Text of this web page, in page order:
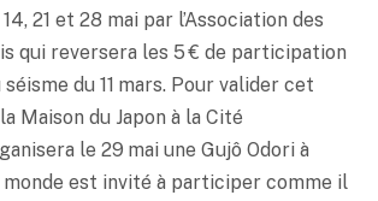
21 et 28 mai par l’Association des
qui reversera les 5 € de participation
du 11 mars. Pour valider cet
Maison du Japon à la Cité
le 29 mai une Gujô Odori à
est invité à participer comme il